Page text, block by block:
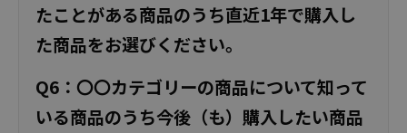
たことがある商品のうち直近1年で購入し
た商品をお選びください。
Q6：〇〇カテゴリーの商品について知って
いる商品のうち今後（も）購入したい商品